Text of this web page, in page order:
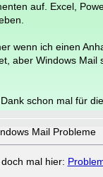
auf. Excel,
wenn ich einen
aber Windows Mail
schon mal für
Mail Probleme
mal hier: